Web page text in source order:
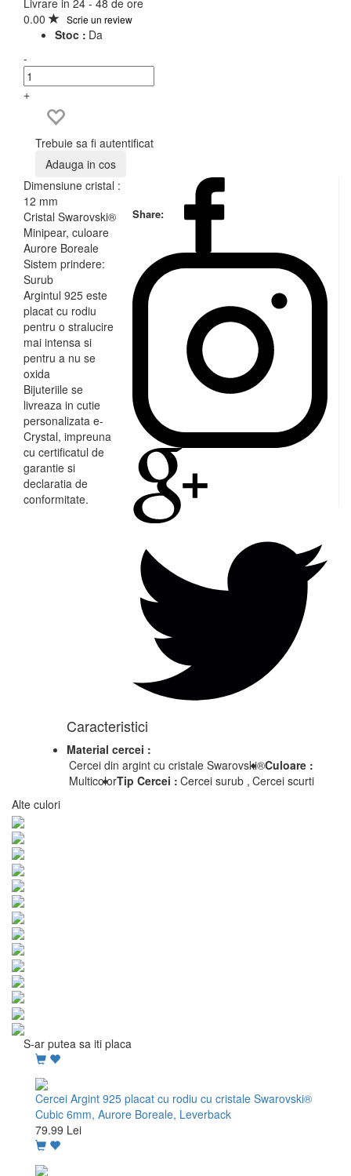
0.00
Scrie un review
Stoc : Da
-
+
Trebuie sa fi autentificat
Adauga in cos
Share:
Dimensiune cristal :
12 mm
Cristal Swarovski®
Minipear, culoare
Aurore Boreale
Sistem prindere:
Surub
Argintul 925 este
placat cu rodiu
pentru o stralucire
mai intensa si
pentru a nu se
oxida
Bijuteriile se
livreaza in cutie
personalizata e-
Crystal, impreuna
cu certificatul de
garantie si
declaratia de
conformitate.
Caracteristici
Material cercei :
Cercei din argint cu cristale Swarovski®Culoare :
MulticolorTip Cercei : Cercei surub , Cercei scurti
Alte culori
S-ar putea sa iti placa
Cercei Argint 925 placat cu rodiu cu cristale Swarovski®
Cubic 6mm, Aurore Boreale, Leverback
79.99 Lei